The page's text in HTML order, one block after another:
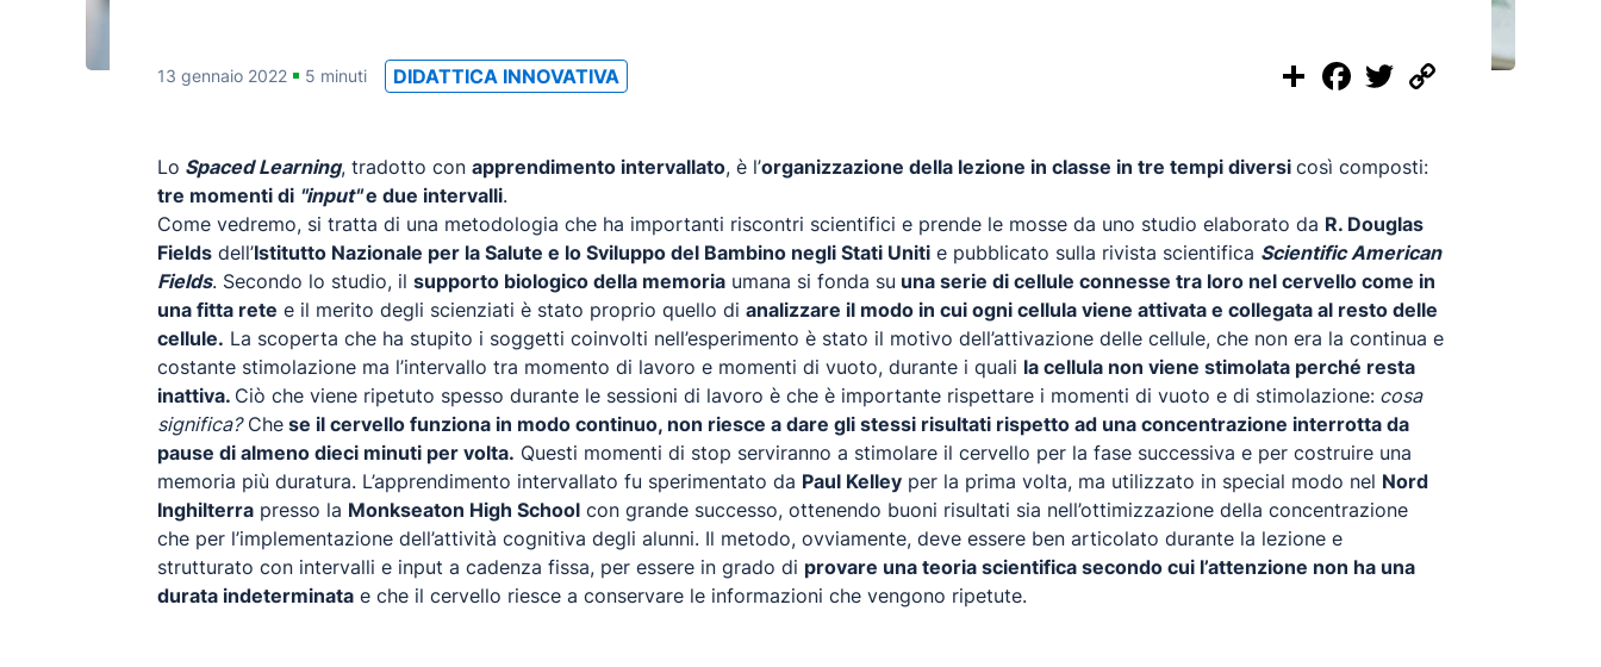
13 gennaio 2022 5 minuti DIDATTICA INNOVATIVA Share Facebook
Twitter
Lo Spaced Learning, tradotto con apprendimento intervallato, è l’organizzazione della lezione in classe in tre tempi diversi così composti:
tre momenti di "input"e due intervalli.
Come vedremo, si tratta di una metodologia che ha importanti riscontri scientifici e prende le mosse da uno studio elaborato da R. Douglas
Fields dell’Istitutto Nazionale per la Salute e lo Sviluppo del Bambino negli Stati Uniti e pubblicato sulla rivista scientifica Scientific American
Fields. Secondo lo studio, il supporto biologico della memoria umana si fonda su una serie di cellule connesse tra loro nel cervello come in
una fitta rete e il merito degli scienziati è stato proprio quello di analizzare il modo in cui ogni cellula viene attivata e collegata al resto delle
cellule. La scoperta che ha stupito i soggetti coinvolti nell’esperimento è stato il motivo dell’attivazione delle cellule, che non era la continua e
costante stimolazione ma l’intervallo tra momento di lavoro e momenti di vuoto, durante i quali la cellula non viene stimolata perché resta
inattiva. Ciò che viene ripetuto spesso durante le sessioni di lavoro è che è importante rispettare i momenti di vuoto e di stimolazione: cosa
significa?Che se il cervello funziona in modo continuo, non riesce a dare gli stessi risultati rispetto ad una concentrazione interrotta da
pause di almeno dieci minuti per volta. Questi momenti di stop serviranno a stimolare il cervello per la fase successiva e per costruire una
memoria più duratura. L’apprendimento intervallato fu sperimentato da Paul Kelley per la prima volta, ma utilizzato in special modo nel Nord
Inghilterra presso la Monkseaton High School con grande successo, ottenendo buoni risultati sia nell’ottimizzazione della concentrazione
che per l’implementazione dell’attività cognitiva degli alunni. Il metodo, ovviamente, deve essere ben articolato durante la lezione e
strutturato con intervalli e input a cadenza fissa, per essere in grado di provare una teoria scientifica secondo cui l’attenzione non ha una
durata indeterminata e che il cervello riesce a conservare le informazioni che vengono ripetute.